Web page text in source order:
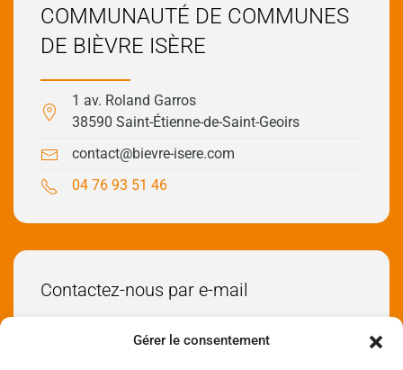
Gérer le consentement
COMMUNAUTÉ DE COMMUNES
DE BIÈVRE ISÈRE
1 av. Roland Garros
38590 Saint-Étienne-de-Saint-Geoirs
contact@bievre-isere.com
04 76 93 51 46
Contactez-nous par e-mail
Envoyez-nous un e-mail